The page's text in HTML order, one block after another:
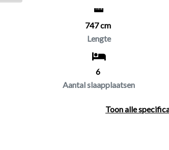
747 cm
Lengte
6
Aantal slaapplaatsen
Toon alle